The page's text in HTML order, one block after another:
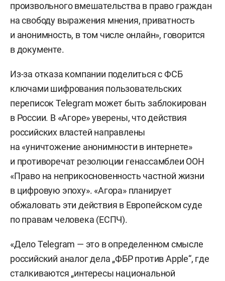
произвольного вмешательства в право граждан
на свободу выражения мнения, приватность
и анонимность, в том числе онлайн», говорится
в документе.
Из-за отказа компании поделиться с ФСБ
ключами шифрования пользовательских
переписок Telegram может быть заблокирован
в России. В «Агоре» уверены, что действия
российских властей направлены
на «уничтожение анонимности в интернете»
и противоречат резолюции генассамблеи ООН
«Право на неприкосновенность частной жизни
в цифровую эпоху». «Агора» планирует
обжаловать эти действия в Европейском суде
по правам человека (ЕСПЧ).
«Дело Telegram — это в определенном смысле
российский аналог дела „ФБР против Apple“, где
сталкиваются „интересы национальной